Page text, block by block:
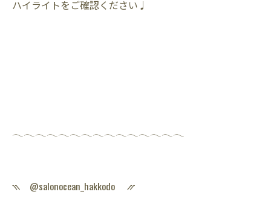
ハイライトをご確認ください♩
𓂃𓂃𓂃𓂃𓂃𓂃𓂃𓂃𓂃𓂃𓂃𓂃𓂃𓂃𓂃
⳹ @salonocean_hakkodo ⳼